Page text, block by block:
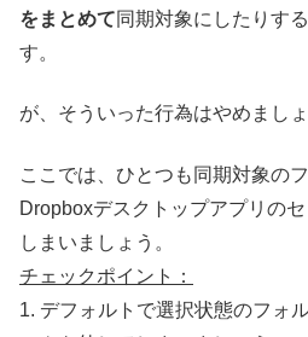
をまとめて同期対象にしたりす
す。
が、そういった行為はやめましょ
ここでは、ひとつも同期対象の
Dropboxデスクトップアプリの
しまいましょう。
チェックポイント：
1. デフォルトで選択状態のフォ